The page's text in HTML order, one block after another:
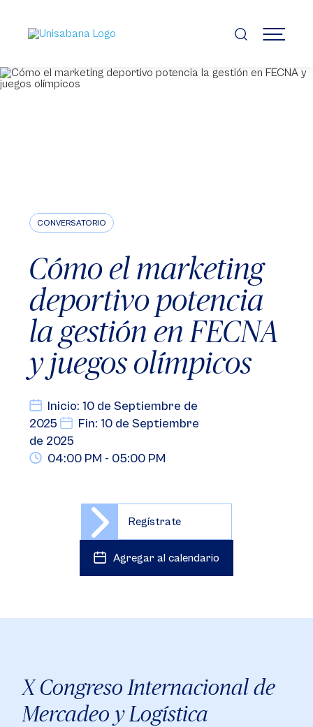
contenido
principal
MENÚ
CONVERSATORIO
Cómo el marketing
deportivo potencia
la gestión en FECNA
y juegos olímpicos
Inicio: 10 de Septiembre de
2025
Fin: 10 de Septiembre
de 2025
04:00 PM - 05:00 PM
Regístrate
Agregar al calendario
X Congreso Internacional de
Mercadeo y Logística